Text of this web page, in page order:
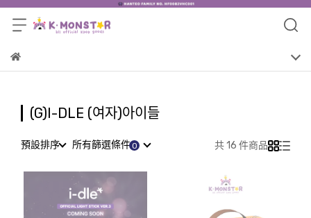
(G)I-DLE (여자)아이들
預設排序 所有篩選條件 共 16 件商品